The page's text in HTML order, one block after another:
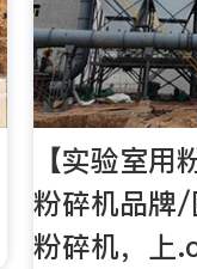
【实验室
粉碎机品牌
粉碎机，上